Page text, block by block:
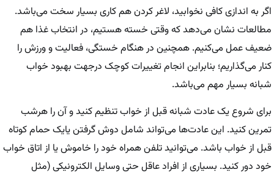
اگر به اندازی کافی نخوابید، لاغر کردن هم کاری بسیار سخت می‌باشد.
مطالعات نشان می‌دهد که وقتی خسته هستیم، در انتخاب غذا هم
ضعیف عمل می‌کنیم. همچنین در هنگام خستگی، فعالیت و ورزش را
کنار می‌گذاریم؛ بنابراین انجام تغییرات کوچک درجهت بهبود خواب
شبانه بسیار مهم می‌باشد.
برای شروع یک عادت شبانه قبل از خواب تنظیم کنید و آن را هرشب
تمرین کنید. این عادت‌ها می‌تواند شامل دوش گرفتن یایک حمام کوتاه
قبل از خواب باشد. می‌توانید تلفن همراه خود را خاموش یا از اتاق خواب
خود دور کنید. بسیاری از افراد عاقل حتی وسایل الکترونیکی (مثل